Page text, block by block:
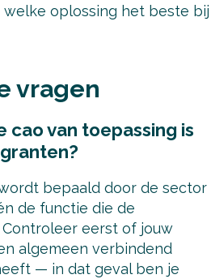
oplossing het beste bij
vragen
cao van toepassing is
bepaald door de sector
de functie die de
eerst of jouw
algemeen verbindend
— in dat geval ben je